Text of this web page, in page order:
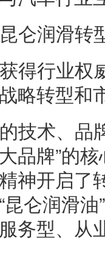
仑润滑转
得行业权
略转型和
技术、品
品牌”的
神开启了
仑润滑油
务型、从